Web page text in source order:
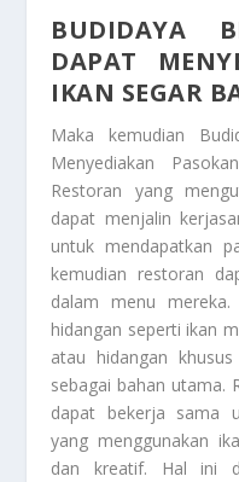
BUDIDAYA
DAPAT
IKAN SEGAR
Maka kemudian
Menyediakan
Restoran yang
dapat menjalin
untuk mendapatkan
kemudian restoran
dalam menu
hidangan seperti ikan
atau hidangan
sebagai bahan utama.
dapat bekerja sama
yang menggunakan
dan kreatif. Hal ini